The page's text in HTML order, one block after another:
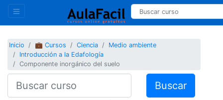
Inicio 💼 Cursos Ciencia
Medio ambiente
Introducción a la Edafología
Componente inorgánico del suelo
Buscar